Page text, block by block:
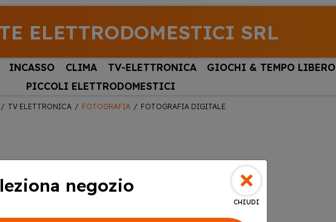
ELETTRODOMESTICI SRL
INCASSO CLIMA TV-ELETTRONICA GIOCHI & TEMPO LIBERO
PICCOLI ELETTRODOMESTICI
TV ELETTRONICA FOTOGRAFIA FOTOGRAFIA DIGITALE
negozio
CHIUDI